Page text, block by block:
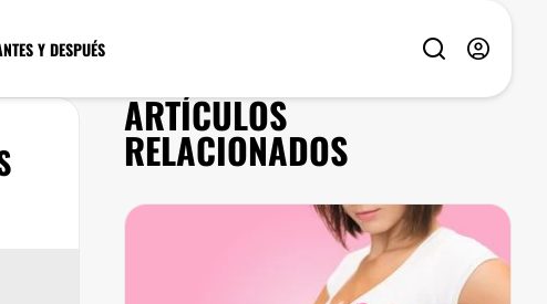
Y DESPUÉS
ARTÍCULOS
RELACIONADOS